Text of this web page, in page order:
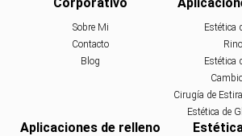
Sobre Mi
Contacto
Blog
Estética
Estética
Cirugía de
Estética de
Aplicaciones de relleno